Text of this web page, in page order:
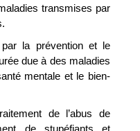
transmises par
la prévention et le
due à des maladies
mentale et le bien-
de l’abus de